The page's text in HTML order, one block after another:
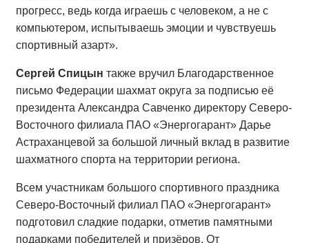
прогресс, ведь когда играешь с человеком, а не с
компьютером, испытываешь эмоции и чувствуешь
спортивный азарт».
Сергей Спицын также вручил Благодарственное
письмо Федерации шахмат округа за подписью её
президента Александра Савченко директору Северо-
Восточного филиала ПАО «Энергогарант» Дарье
Астраханцевой за большой личный вклад в развитие
шахматного спорта на территории региона.
Всем участникам большого спортивного праздника
Северо-Восточный филиал ПАО «Энергогарант»
подготовил сладкие подарки, отметив памятными
подарками победителей и призёров. От